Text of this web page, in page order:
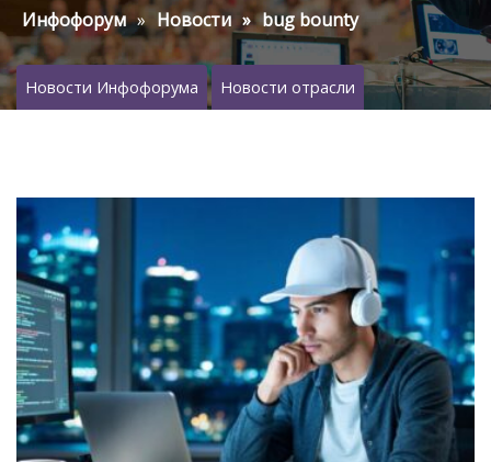
Инфофорум Новости bug bounty
Новости Инфофорума Новости отрасли